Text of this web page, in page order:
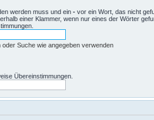
werden muss und ein - vor ein Wort, das nicht
einer Klammer, wenn nur eines der Wörter
Suche wie angegeben verwenden
Übereinstimmungen.